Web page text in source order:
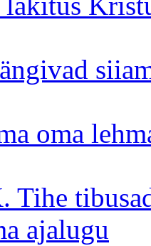
oma
ajalugu